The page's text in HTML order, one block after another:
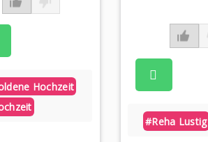
Hochzeit
#reha Lustig